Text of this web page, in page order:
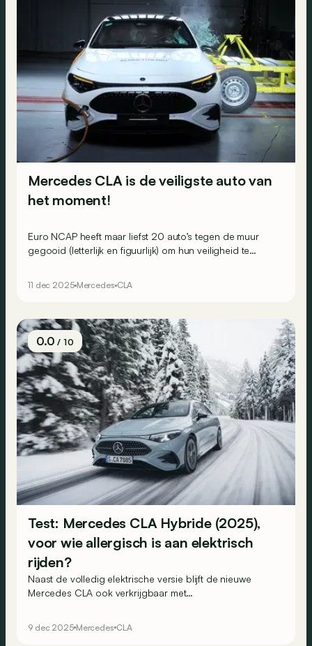
Mercedes CLA is de veiligste auto van
het moment!
Euro NCAP heeft maar liefst 20 auto’s tegen de muur
gegooid (letterlijk en figuurlijk) om hun veiligheid te
11 dec 2025 Mercedes CLA
0.0/ 10
Test: Mercedes CLA Hybride (2025),
voor wie allergisch is aan elektrisch
rijden?
Naast de volledig elektrische versie blijft de nieuwe
Mercedes CLA ook verkrijgbaar met
zonder uitstoot kunt rijden. Een interessant alternatief?
9 dec 2025 Mercedes CLA